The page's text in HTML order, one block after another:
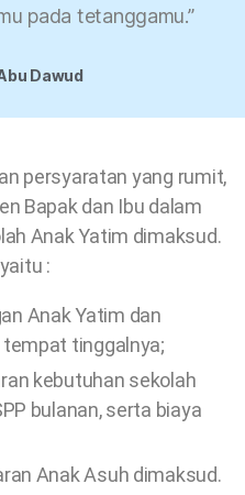
pada tetanggamu.”
Dawud
persyaratan yang rumit,
Bapak dan Ibu dalam
Anak Yatim dimaksud.
:
Anak Yatim dan
tinggalnya;
kebutuhan sekolah
bulanan, serta biaya
Anak Asuh dimaksud.